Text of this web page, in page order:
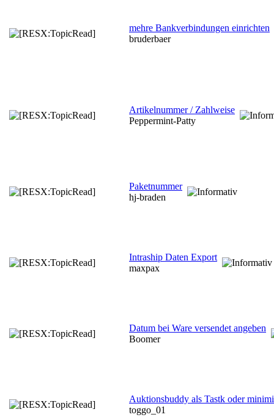
mehre Bankverbindungen einrichten
bruderbaer
Artikelnummer / Zahlweise
Peppermint-Patty
Paketnummer
hj-braden
Intraship Daten Export
maxpax
Datum bei Ware versendet angeben
Boomer
Auktionsbuddy als Tastk oder
toggo_01